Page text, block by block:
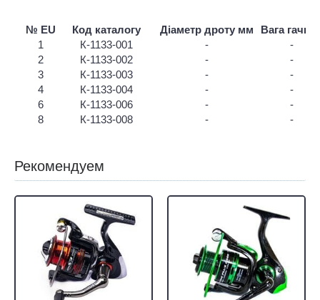
№ EU Код каталогу Діаметр дроту мм
Вага гачка
1
К-1133-001 -
-
2
К-1133-002 -
-
3
К-1133-003 -
-
4
К-1133-004 -
-
6
К-1133-006 -
-
8
К-1133-008 - -
Рекомендуем